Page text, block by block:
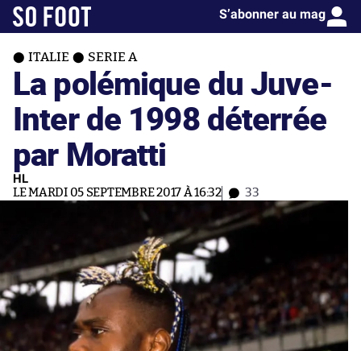
S’abonner au mag
ITALIE SERIE A
La polémique du Juve-
Inter de 1998 déterrée
par Moratti
HL
LE MARDI 05 SEPTEMBRE 2017 À 16:32 33